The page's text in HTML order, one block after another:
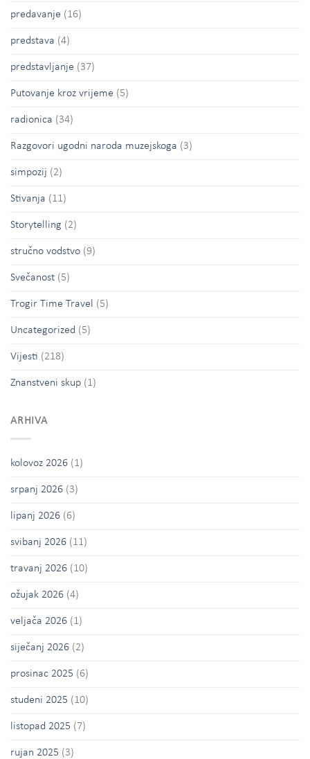
predavanje (16)
predstava (4)
predstavljanje (37)
Putovanje kroz vrijeme (5)
radionica (34)
Razgovori ugodni naroda muzejskoga (3)
simpozij (2)
Stivanja (11)
Storytelling (2)
stručno vodstvo (9)
Svečanost (5)
Trogir Time Travel (5)
Uncategorized (5)
Vijesti (218)
Znanstveni skup (1)
ARHIVA
kolovoz 2026 (1)
srpanj 2026 (3)
lipanj 2026 (6)
svibanj 2026 (11)
travanj 2026 (10)
ožujak 2026 (4)
veljača 2026 (1)
siječanj 2026 (2)
prosinac 2025 (6)
studeni 2025 (10)
listopad 2025 (7)
rujan 2025 (3)